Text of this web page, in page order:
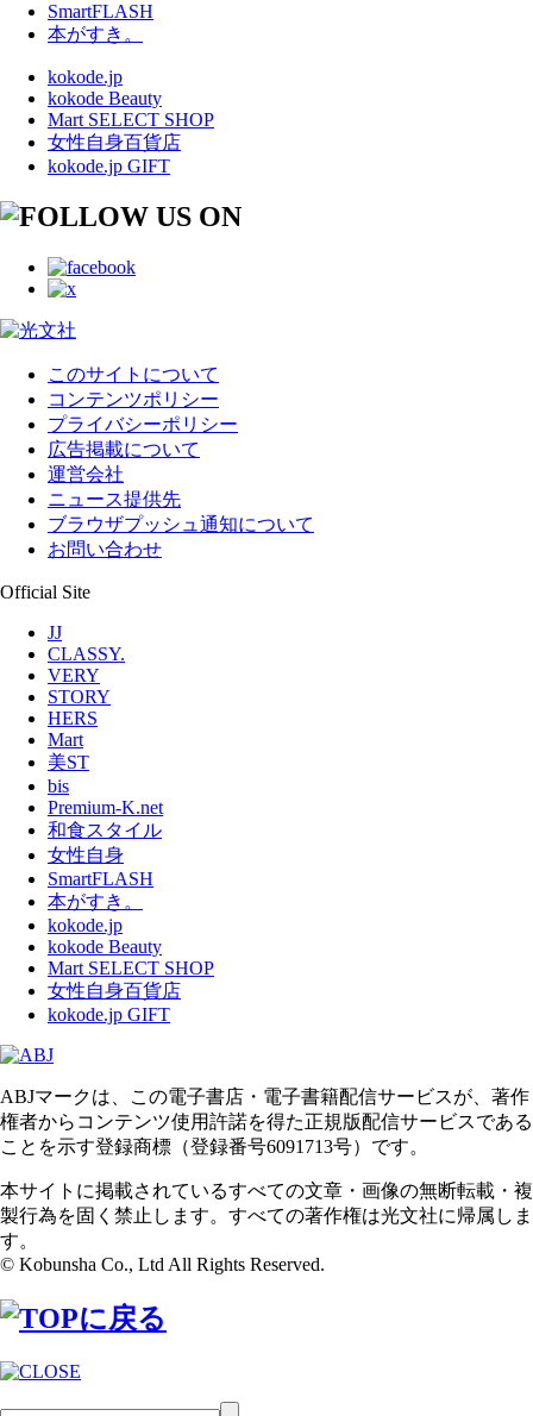
SmartFLASH
本がすき。
kokode.jp
kokode Beauty
Mart SELECT SHOP
女性自身百貨店
kokode.jp GIFT
このサイトについて
コンテンツポリシー
プライバシーポリシー
広告掲載について
運営会社
ニュース提供先
ブラウザプッシュ通知について
お問い合わせ
Official Site
JJ
CLASSY.
VERY
STORY
HERS
Mart
美ST
bis
Premium-K.net
和食スタイル
女性自身
SmartFLASH
本がすき。
kokode.jp
kokode Beauty
Mart SELECT SHOP
女性自身百貨店
kokode.jp GIFT
ABJマークは、この電子書店・電子書籍配信サービスが、著作
権者からコンテンツ使用許諾を得た正規版配信サービスである
ことを示す登録商標（登録番号6091713号）です。
本サイトに掲載されているすべての文章・画像の無断転載・複
製行為を固く禁止します。すべての著作権は光文社に帰属しま
す。
© Kobunsha Co., Ltd All Rights Reserved.